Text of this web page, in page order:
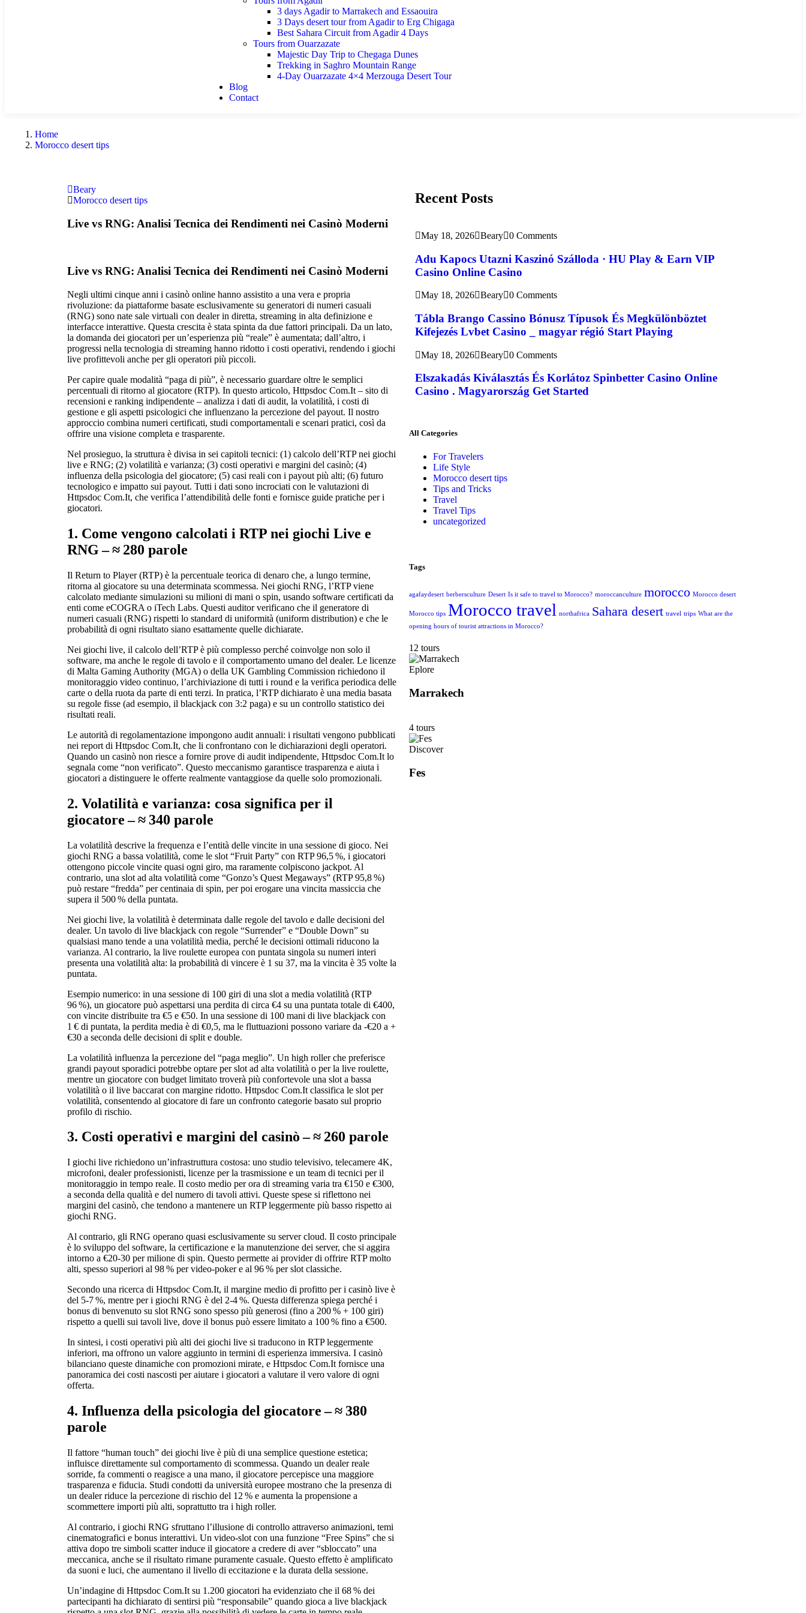
3 days Agadir to Marrakech and Essaouira
3 Days desert tour from Agadir to Erg Chigaga
Best Sahara Circuit from Agadir 4 Days
Tours from Ouarzazate
Majestic Day Trip to Chegaga Dunes
Trekking in Saghro Mountain Range
4-Day Ouarzazate 4×4 Merzouga Desert Tour
Blog
Contact
Home
Morocco desert tips
Beary
Morocco desert tips
Live vs RNG: Analisi Tecnica dei Rendimenti nei Casinò Moderni
Live vs RNG: Analisi Tecnica dei Rendimenti nei Casinò Moderni
Negli ultimi cinque anni i casinò online hanno assistito a una vera e propria
rivoluzione: da piattaforme basate esclusivamente su generatori di numeri casuali
(RNG) sono nate sale virtuali con dealer in diretta, streaming in alta definizione e
interfacce interattive. Questa crescita è stata spinta da due fattori principali. Da un lato,
la domanda dei giocatori per un’esperienza più “reale” è aumentata; dall’altro, i
progressi nella tecnologia di streaming hanno ridotto i costi operativi, rendendo i giochi
live profittevoli anche per gli operatori più piccoli.
Per capire quale modalità “paga di più”, è necessario guardare oltre le semplici
percentuali di ritorno al giocatore (RTP). In questo articolo, Httpsdoc Com.It – sito di
recensioni e ranking indipendente – analizza i dati di audit, la volatilità, i costi di
gestione e gli aspetti psicologici che influenzano la percezione del payout. Il nostro
approccio combina numeri certificati, studi comportamentali e scenari pratici, così da
offrire una visione completa e trasparente.
Nel prosieguo, la struttura è divisa in sei capitoli tecnici: (1) calcolo dell’RTP nei giochi
live e RNG; (2) volatilità e varianza; (3) costi operativi e margini del casinò; (4)
influenza della psicologia del giocatore; (5) casi reali con i payout più alti; (6) futuro
tecnologico e impatto sui payout. Tutti i dati sono incrociati con le valutazioni di
Httpsdoc Com.It, che verifica l’attendibilità delle fonti e fornisce guide pratiche per i
giocatori.
1. Come vengono calcolati i RTP nei giochi Live e
RNG – ≈ 280 parole
Il Return to Player (RTP) è la percentuale teorica di denaro che, a lungo termine,
ritorna al giocatore su una determinata scommessa. Nei giochi RNG, l’RTP viene
calcolato mediante simulazioni su milioni di mani o spin, usando software certificati da
enti come eCOGRA o iTech Labs. Questi auditor verificano che il generatore di
numeri casuali (RNG) rispetti lo standard di uniformità (uniform distribution) e che le
probabilità di ogni risultato siano esattamente quelle dichiarate.
Nei giochi live, il calcolo dell’RTP è più complesso perché coinvolge non solo il
software, ma anche le regole di tavolo e il comportamento umano del dealer. Le licenze
di Malta Gaming Authority (MGA) o della UK Gambling Commission richiedono il
monitoraggio video continuo, l’archiviazione di tutti i round e la verifica periodica delle
carte o della ruota da parte di enti terzi. In pratica, l’RTP dichiarato è una media basata
su regole fisse (ad esempio, il blackjack con 3:2 paga) e su un controllo statistico dei
risultati reali.
Le autorità di regolamentazione impongono audit annuali: i risultati vengono pubblicati
nei report di Httpsdoc Com.It, che li confrontano con le dichiarazioni degli operatori.
Quando un casinò non riesce a fornire prove di audit indipendente, Httpsdoc Com.It lo
segnala come “non verificato”. Questo meccanismo garantisce trasparenza e aiuta i
giocatori a distinguere le offerte realmente vantaggiose da quelle solo promozionali.
2. Volatilità e varianza: cosa significa per il
giocatore – ≈ 340 parole
La volatilità descrive la frequenza e l’entità delle vincite in una sessione di gioco. Nei
giochi RNG a bassa volatilità, come le slot “Fruit Party” con RTP 96,5 %, i giocatori
ottengono piccole vincite quasi ogni giro, ma raramente colpiscono jackpot. Al
contrario, una slot ad alta volatilità come “Gonzo’s Quest Megaways” (RTP 95,8 %)
può restare “fredda” per centinaia di spin, per poi erogare una vincita massiccia che
supera il 500 % della puntata.
Nei giochi live, la volatilità è determinata dalle regole del tavolo e dalle decisioni del
dealer. Un tavolo di live blackjack con regole “Surrender” e “Double Down” su
qualsiasi mano tende a una volatilità media, perché le decisioni ottimali riducono la
varianza. Al contrario, la live roulette europea con puntata singola su numeri interi
presenta una volatilità alta: la probabilità di vincere è 1 su 37, ma la vincita è 35 volte la
puntata.
Esempio numerico: in una sessione di 100 giri di una slot a media volatilità (RTP
96 %), un giocatore può aspettarsi una perdita di circa €4 su una puntata totale di €400,
con vincite distribuite tra €5 e €50. In una sessione di 100 mani di live blackjack con
1 € di puntata, la perdita media è di €0,5, ma le fluttuazioni possono variare da -€20 a +
€30 a seconda delle decisioni di split e double.
La volatilità influenza la percezione del “paga meglio”. Un high roller che preferisce
grandi payout sporadici potrebbe optare per slot ad alta volatilità o per la live roulette,
mentre un giocatore con budget limitato troverà più confortevole una slot a bassa
volatilità o il live baccarat con margine ridotto. Httpsdoc Com.It classifica le slot per
volatilità, consentendo al giocatore di fare un confronto categorie basato sul proprio
profilo di rischio.
3. Costi operativi e margini del casinò – ≈ 260 parole
I giochi live richiedono un’infrastruttura costosa: uno studio televisivo, telecamere 4K,
microfoni, dealer professionisti, licenze per la trasmissione e un team di tecnici per il
monitoraggio in tempo reale. Il costo medio per ora di streaming varia tra €150 e €300,
a seconda della qualità e del numero di tavoli attivi. Queste spese si riflettono nei
margini del casinò, che tendono a mantenere un RTP leggermente più basso rispetto ai
giochi RNG.
Al contrario, gli RNG operano quasi esclusivamente su server cloud. Il costo principale
è lo sviluppo del software, la certificazione e la manutenzione dei server, che si aggira
intorno a €20‑30 per milione di spin. Questo permette ai provider di offrire RTP molto
alti, spesso superiori al 98 % per video‑poker e al 96 % per slot classiche.
Secondo una ricerca di Httpsdoc Com.It, il margine medio di profitto per i casinò live è
del 5‑7 %, mentre per i giochi RNG è del 2‑4 %. Questa differenza spiega perché i
bonus di benvenuto su slot RNG sono spesso più generosi (fino a 200 % + 100 giri)
rispetto a quelli sui tavoli live, dove il bonus può essere limitato a 100 % fino a €500.
In sintesi, i costi operativi più alti dei giochi live si traducono in RTP leggermente
inferiori, ma offrono un valore aggiunto in termini di esperienza immersiva. I casinò
bilanciano queste dinamiche con promozioni mirate, e Httpsdoc Com.It fornisce una
panoramica dei costi nascosti per aiutare i giocatori a valutare il vero valore di ogni
offerta.
4. Influenza della psicologia del giocatore – ≈ 380
parole
Il fattore “human touch” dei giochi live è più di una semplice questione estetica;
influisce direttamente sul comportamento di scommessa. Quando un dealer reale
sorride, fa commenti o reagisce a una mano, il giocatore percepisce una maggiore
trasparenza e fiducia. Studi condotti da università europee mostrano che la presenza di
un dealer riduce la percezione di rischio del 12 % e aumenta la propensione a
scommettere importi più alti, soprattutto tra i high roller.
Al contrario, i giochi RNG sfruttano l’illusione di controllo attraverso animazioni, temi
cinematografici e bonus interattivi. Un video‑slot con una funzione “Free Spins” che si
attiva dopo tre simboli scatter induce il giocatore a credere di aver “sbloccato” una
meccanica, anche se il risultato rimane puramente casuale. Questo effetto è amplificato
da suoni e luci, che aumentano il livello di eccitazione e la durata della sessione.
Un’indagine di Httpsdoc Com.It su 1.200 giocatori ha evidenziato che il 68 % dei
partecipanti ha dichiarato di sentirsi più “responsabile” quando gioca a live blackjack
Recent Posts
May 18, 2026 Beary 0 Comments
Adu Kapocs Utazni Kaszinó Szálloda · HU Play & Earn VIP
Casino Online Casino
May 18, 2026 Beary 0 Comments
Tábla Brango Cassino Bónusz Típusok És Megkülönböztet
Kifejezés Lvbet Casino _ magyar régió Start Playing
May 18, 2026 Beary 0 Comments
Elszakadás Kiválasztás És Korlátoz Spinbetter Casino Online
Casino . Magyarország Get Started
All Categories
For Travelers
Life Style
Morocco desert tips
Tips and Tricks
Travel
Travel Tips
uncategorized
Tags
agafaydesert berbersculture Desert Is it safe to travel to Morocco? moroccanculture morocco Morocco desert
Morocco tips Morocco travel northafrica Sahara desert travel trips What are the
opening hours of tourist attractions in Morocco?
12 tours
Eplore
Marrakech
4 tours
Discover
Fes